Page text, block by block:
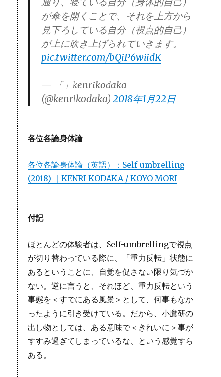
が傘を開くことで、それを上方から
見下ろしている自分（視点的自己）
が上に吹き上げられていきます。
pic.twitter.com/bQiP6wiidK
— 「」kenrikodaka
(@kenrikodaka)2018年1月22日
各位各論身体論
各位各論身体論（英語）：Self-umbrelling
(2018) ｜KENRI KODAKA / KOYO MORI
付記
ほとんどの体験者は、Self-umbrellingで視点
が切り替わっている際に、「重力反転」状態に
あるということに、自覚を促さない限り気づか
ない。逆に言うと、それほど、重力反転という
事態を＜すでにある風景＞として、何事もなか
ったように引き受けている。だから、小鷹研の
出し物としては、ある意味で＜きれいに＞事が
すすみ過ぎてしまっているな、という感覚すら
ある。